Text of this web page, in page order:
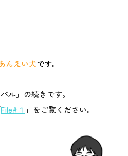
んえい犬です。
ル」の続きです。
File#１ 」をご覧ください。